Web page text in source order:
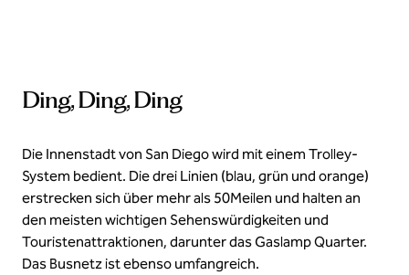
Ding, Ding, Ding
Die Innenstadt von San Diego wird mit einem Trolley-
System bedient. Die drei Linien (blau, grün und orange)
erstrecken sich über mehr als 50Meilen und halten an
den meisten wichtigen Sehenswürdigkeiten und
Touristenattraktionen, darunter das Gaslamp Quarter.
Das Busnetz ist ebenso umfangreich.